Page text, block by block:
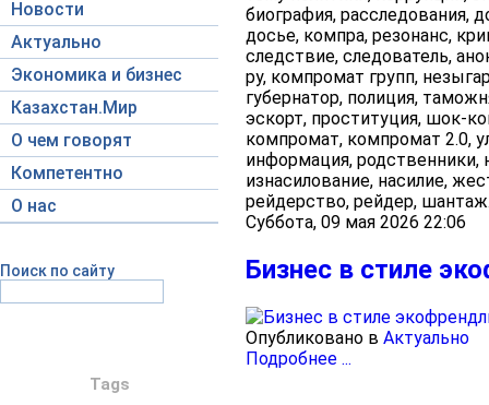
Новости
Актуально
Экономика и бизнес
Казахстан.Мир
О чем говорят
Компетентно
О нас
Поиск по сайту
Tags
биография, расследования,
досье, компра, резонанс,
следствие, следователь,
ру, компромат групп,
губернатор, полиция,
эскорт, проституция, шок-
компромат, компромат 2.0,
информация, родственники,
изнасилование, насилие,
рейдерство, рейдер,
Суббота, 09 мая 2026 22:06
Бизнес в стиле
Опубликовано в Актуально
Подробнее ...